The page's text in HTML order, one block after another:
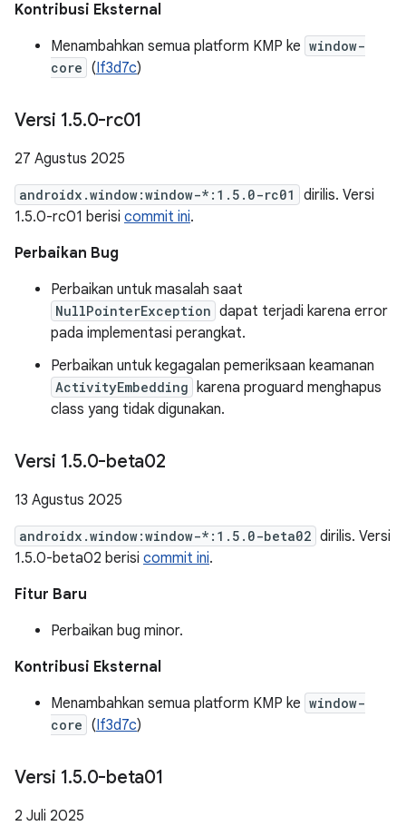
Kontribusi Eksternal
Menambahkan semua platform KMP ke window-
core (If3d7c)
Versi 1.5.0-rc01
27 Agustus 2025
androidx.window:window-*:1.5.0-rc01
dirilis. Versi
1.5.0-rc01 berisi commit ini.
Perbaikan Bug
Perbaikan untuk masalah saat
NullPointerException dapat terjadi karena error
pada implementasi perangkat.
Perbaikan untuk kegagalan pemeriksaan keamanan
ActivityEmbedding karena proguard menghapus
class yang tidak digunakan.
Versi 1.5.0-beta02
13 Agustus 2025
androidx.window:window-*:1.5.0-beta02 dirilis. Versi
1.5.0-beta02 berisi commit ini.
Fitur Baru
Perbaikan bug minor.
Kontribusi Eksternal
Menambahkan semua platform KMP ke window-
core (If3d7c)
Versi 1.5.0-beta01
2 Juli 2025